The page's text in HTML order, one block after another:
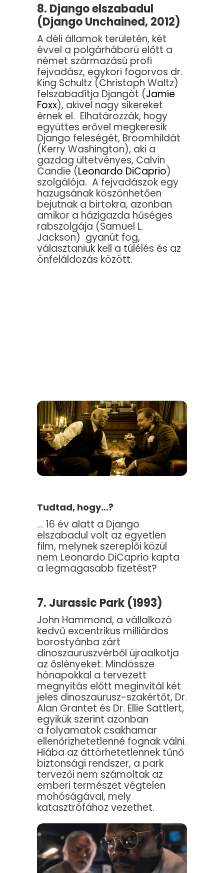
8. Django elszabadul
(Django Unchained, 2012)
A déli államok területén, két
évvel a polgárháború előtt a
német származású profi
fejvadász, egykori fogorvos dr.
King Schultz (Christoph Waltz)
felszabadítja Djangót (Jamie
Foxx), akivel nagy sikereket
érnek el. Elhatározzák, hogy
együttes erővel megkeresik
Django feleségét, Broomhildát
(Kerry Washington), aki a
gazdag ültetvényes, Calvin
Candie (Leonardo DiCaprio)
szolgálója. A fejvadászok egy
hazugsának köszönhetően
bejutnak a birtokra, azonban
amikor a házigazda hűséges
rabszolgája (Samuel L.
Jackson) gyanút fog,
választaniuk kell a túlélés és az
önfeláldozás között.
Tudtad, hogy…?
… 16 év alatt a Django
elszabadul volt az egyetlen
film, melynek szereplői közül
nem Leonardo DiCaprio kapta
a legmagasabb fizetést?
7. Jurassic Park (1993)
John Hammond, a vállalkozó
kedvű excentrikus milliárdos
borostyánba zárt
dinoszauruszvérből újraalkotja
az őslényeket. Mindössze
hónapokkal a tervezett
megnyitás előtt meginvitál két
jeles dinoszaurusz-szakértőt, Dr.
Alan Grantet és Dr. Ellie Sattlert,
egyikük szerint azonban
a folyamatok csakhamar
ellenőrizhetetlenné fognak válni.
Hiába az áttörhetetlennek tűnő
biztonsági rendszer, a park
tervezői nem számoltak az
emberi természet végtelen
mohóságával, mely
katasztrófához vezethet.